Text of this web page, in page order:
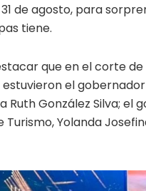
de agosto, para
tiene.
que en el corte
el
Ruth González Silva; el
Turismo, Yolanda